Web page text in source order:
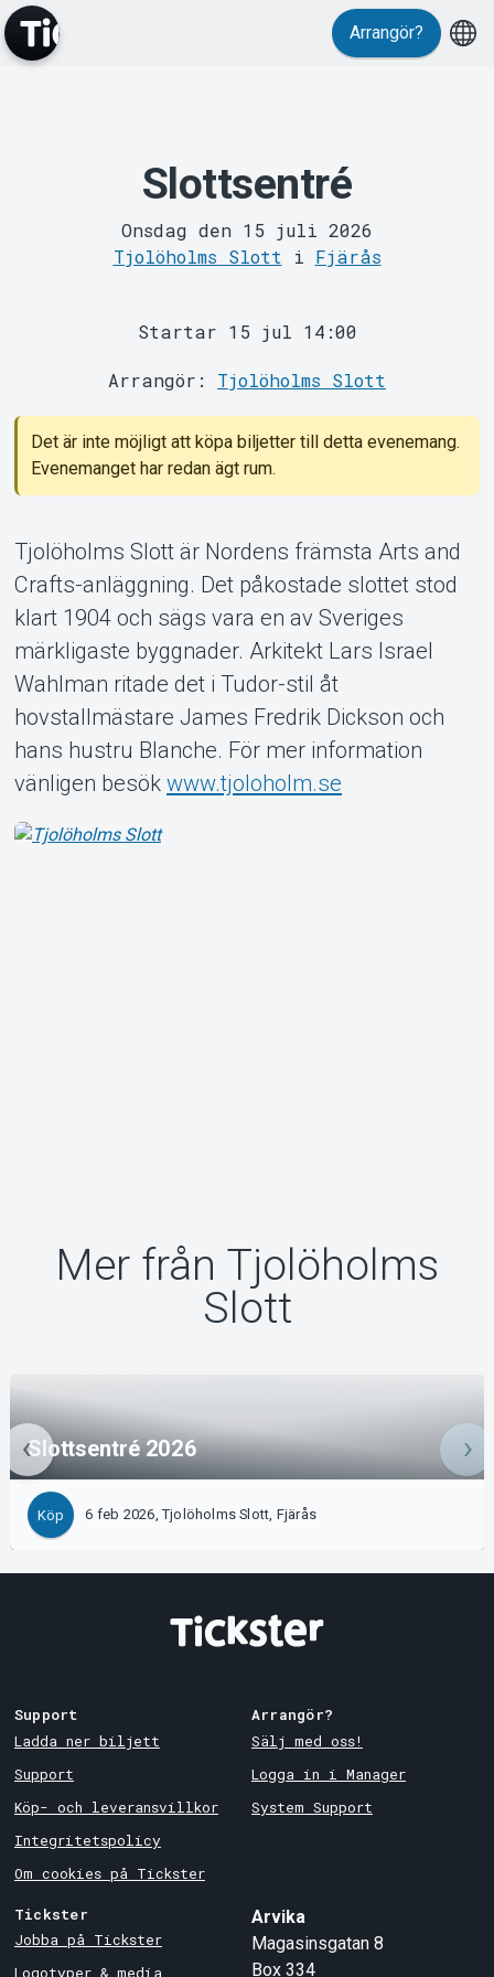
MyTickster
Support
Om Tickster
Arrangör?
Slottsentré
Onsdag den 15 juli 2026
Tjolöholms Slott i Fjärås
Startar 15 jul 14:00
Arrangör: Tjolöholms Slott
Det är inte möjligt att köpa biljetter till detta evenemang.
Evenemanget har redan ägt rum.
Tjolöholms Slott är Nordens främsta Arts and
Crafts-anläggning. Det påkostade slottet stod
klart 1904 och sägs vara en av Sveriges
märkligaste byggnader. Arkitekt Lars Israel
Wahlman ritade det i Tudor-stil åt
hovstallmästare James Fredrik Dickson och
hans hustru Blanche. För mer information
vänligen besök www.tjoloholm.se
Mer från Tjolöholms
Slott
Slottsentré 2026
Köp 6 feb 2026, Tjolöholms Slott, Fjärås
Support
Ladda ner biljett
Support
Köp- och leveransvillkor
Integritetspolicy
Om cookies på Tickster
Arrangör?
Sälj med oss!
Logga in i Manager
System Support
Tickster
Jobba på Tickster
Logotyper & media
Arvika
Magasinsgatan 8
Box 334